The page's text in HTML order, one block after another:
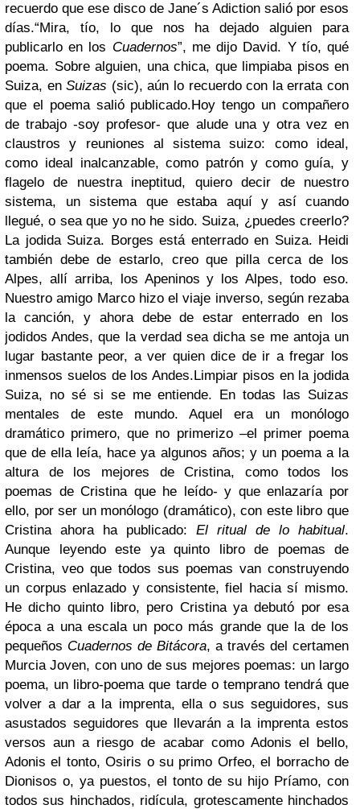
recuerdo que ese disco de Jane´s Adiction salió por esos
días.“Mira, tío, lo que nos ha dejado alguien para
publicarlo en los Cuadernos”, me dijo David. Y tío, qué
poema. Sobre alguien, una chica, que limpiaba pisos en
Suiza, enSuizas (sic), aún lo recuerdo con la errata con
que el poema salió publicado.Hoy tengo un compañero
de trabajo -soy profesor- que alude una y otra vez en
claustros y reuniones al sistema suizo: como ideal,
como ideal inalcanzable, como patrón y como guía, y
flagelo de nuestra ineptitud, quiero decir de nuestro
sistema, un sistema que estaba aquí y así cuando
llegué, o sea que yo no he sido. Suiza, ¿puedes creerlo?
La jodida Suiza. Borges está enterrado en Suiza. Heidi
también debe de estarlo, creo que pilla cerca de los
Alpes, allí arriba, los Apeninos y los Alpes, todo eso.
Nuestro amigo Marco hizo el viaje inverso, según rezaba
la canción, y ahora debe de estar enterrado en los
jodidos Andes, que la verdad sea dicha se me antoja un
lugar bastante peor, a ver quien dice de ir a fregar los
inmensos suelos de los Andes.Limpiar pisos en la jodida
Suiza, no sé si se me entiende. En todas las Suizas
mentales de este mundo. Aquel era un monólogo
dramático primero, que no primerizo –el primer poema
que de ella leía, hace ya algunos años; y un poema a la
altura de los mejores de Cristina, como todos los
poemas de Cristina que he leído- y que enlazaría por
ello, por ser un monólogo (dramático), con este libro que
Cristina ahora ha publicado: El ritual de lo habitual.
Aunque leyendo este ya quinto libro de poemas de
Cristina, veo que todos sus poemas van construyendo
un corpus enlazado y consistente, fiel hacia sí mismo.
He dicho quinto libro, pero Cristina ya debutó por esa
época a una escala un poco más grande que la de los
pequeños Cuadernos de Bitácora, a través del certamen
Murcia Joven, con uno de sus mejores poemas: un largo
poema, un libro-poema que tarde o temprano tendrá que
volver a dar a la imprenta, ella o sus seguidores, sus
asustados seguidores que llevarán a la imprenta estos
versos aun a riesgo de acabar como Adonis el bello,
Adonis el tonto, Osiris o su primo Orfeo, el borracho de
Dionisos o, ya puestos, el tonto de su hijo Príamo, con
todos sus hinchados, ridícula, grotescamente hinchados